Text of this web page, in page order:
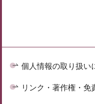
個人情報の取り扱い
リンク・著作権・免